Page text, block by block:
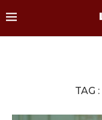
TAG :